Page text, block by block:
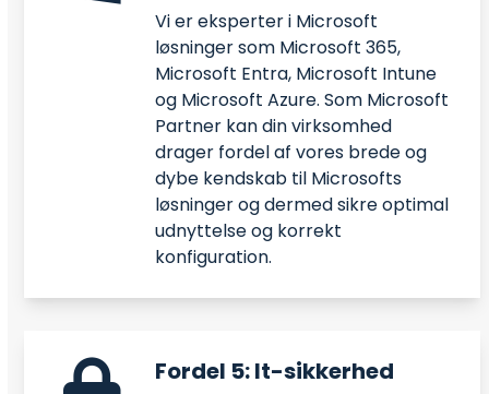
Vi er eksperter i Microsoft
løsninger som Microsoft 365,
Microsoft Entra, Microsoft Intune
og Microsoft Azure. Som Microsoft
Partner kan din virksomhed
drager fordel af vores brede og
dybe kendskab til Microsofts
løsninger og dermed sikre optimal
udnyttelse og korrekt
konfiguration.
Fordel 5: It-sikkerhed